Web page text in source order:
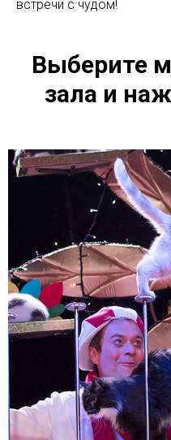
встречи с чудом!
Выберите
зала и